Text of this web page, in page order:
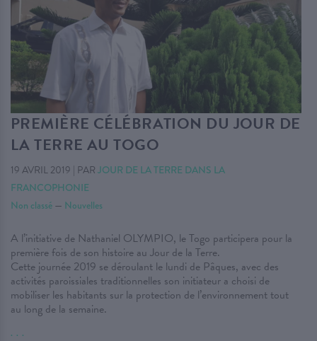
PREMIÈRE CÉLÉBRATION DU JOUR DE
LA TERRE AU TOGO
19 AVRIL 2019 | PAR JOUR DE LA TERRE DANS LA
FRANCOPHONIE
Non classé — Nouvelles
A l’initiative de Nathaniel OLYMPIO, le Togo participera pour la
première fois de son histoire au Jour de la Terre.
Cette journée 2019 se déroulant le lundi de Pâques, avec des
activités paroissiales traditionnelles son initiateur a choisi de
mobiliser les habitants sur la protection de l’environnement tout
au long de la semaine.
. . .